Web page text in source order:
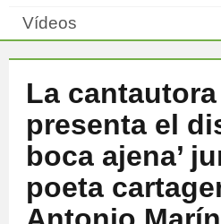
Vídeos
La
presenta el
boca ajena’
poeta